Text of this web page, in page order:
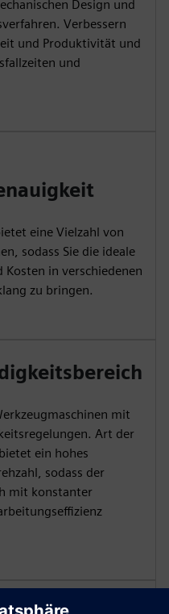
Design und
Verbessern
und Produktivität und
und
eine Vielzahl von
sodass Sie die ideale
in verschiedenen
zu bringen.
mit
Art der
ein hohes
sodass der
mit konstanter